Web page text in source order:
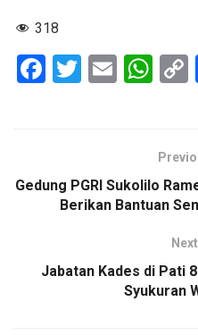
318
F
o
T
E
W
s
A
p
Gedung PGRI Sukolilo
Berikan Bantuan
Jabatan Kades di Pati
Syukuran